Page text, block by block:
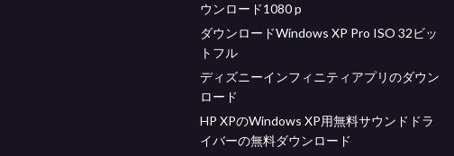
ウンロード1080 p
ダウンロードWindows XP Pro ISO 32ビッ
トフル
ディズニーインフィニティアプリのダウン
ロード
HP XPのWindows XP用無料サウンドドラ
イバーの無料ダウンロード